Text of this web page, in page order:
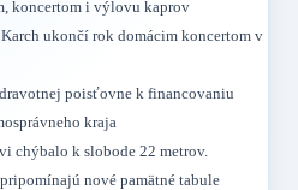
koncertom i výlovu kaprov
ukončí rok domácim koncertom v
poisťovne k financovaniu
kraja
chýbalo k slobode 22 metrov.
nové pamätné tabule